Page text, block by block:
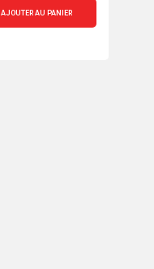
AJOUTER AU PANIER